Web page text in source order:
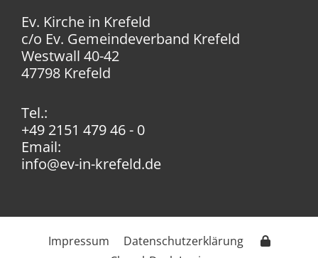
Ev. Kirche in Krefeld
c/o Ev. Gemeindeverband Krefeld
Westwall 40-42
47798 Krefeld
Tel.:
+49 2151 479 46 - 0
Email:
info@ev-in-krefeld.de
Impressum
Datenschutzerklärung